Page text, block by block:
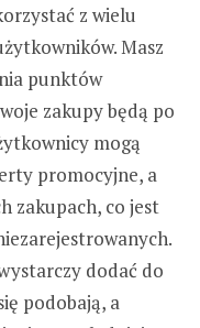
z wielu
Masz
punktów
zakupy będą po
mogą
promocyjne, a
zakupach, co jest
dodać do
podobają, a